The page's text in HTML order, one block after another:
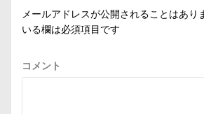
メールアドレスが公開されることはあり
いる欄は必須項目です
コメント